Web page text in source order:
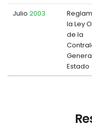
Julio 2003
la Ley
de la
Estado